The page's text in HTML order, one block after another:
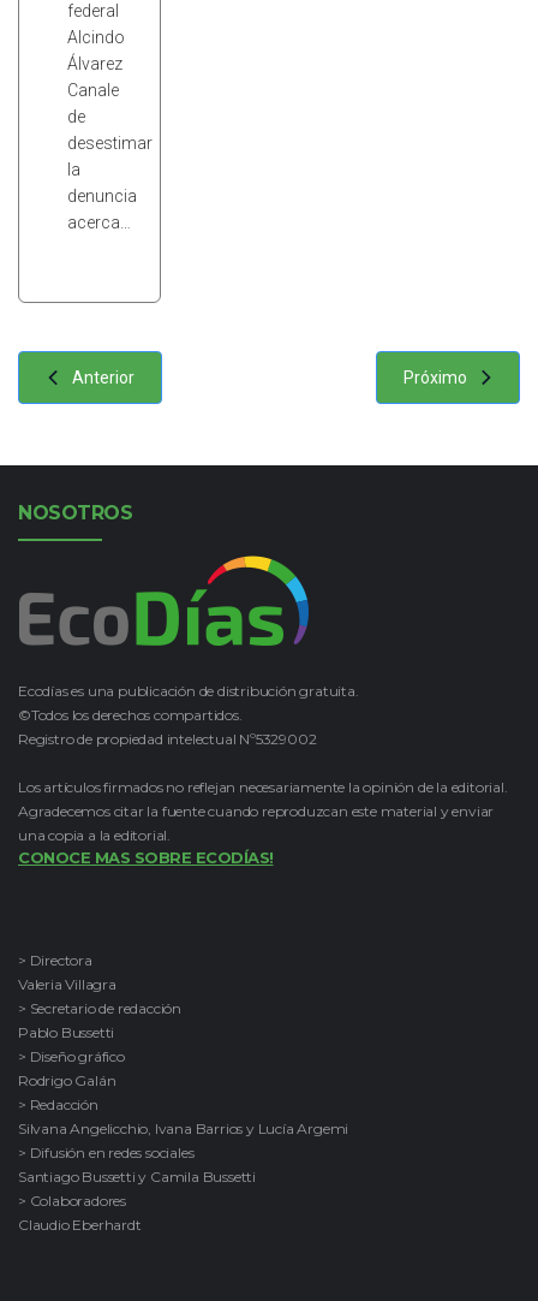
federal
Alcindo
Álvarez
Canale
de
desestimar
la
denuncia
acerca…
Anterior Próximo
NOSOTROS
Ecodías es una publicación de distribución gratuita.
©Todos los derechos compartidos.
Registro de propiedad intelectual Nº5329002
Los artículos firmados no reflejan necesariamente la opinión de la editorial.
Agradecemos citar la fuente cuando reproduzcan este material y enviar
una copia a la editorial.
CONOCE MAS SOBRE ECODÍAS!
> Directora
Valeria Villagra
> Secretario de redacción
Pablo Bussetti
> Diseño gráfico
Rodrigo Galán
> Redacción
Silvana Angelicchio, Ivana Barrios y Lucía Argemi
> Difusión en redes sociales
Santiago Bussetti y Camila Bussetti
> Colaboradores
Claudio Eberhardt